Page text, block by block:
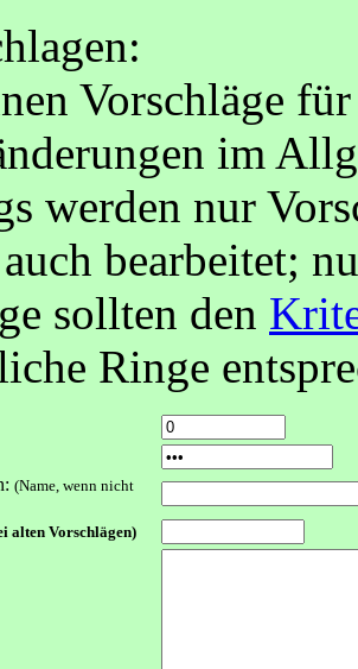
Vorschläge
im
werden nur
bearbeitet;
sollten den
Ringe
(Name, wenn nicht
alten Vorschlägen)